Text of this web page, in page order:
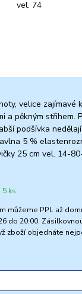
velice zajímavé
a pěkným střihem.
podšívka
5 %
25 cm vel. 14-
ks
můžeme PPL až
do 20:00.
zboží objednáte